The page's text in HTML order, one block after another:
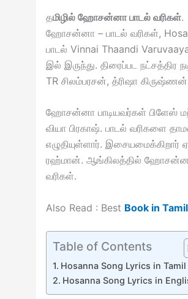
தமிழில் ஹோசன்னா பாடல் வரிகள்.
ஹோசன்னா – பாடல் வரிகள்,
பாடல் Vinnai Thaandi
இல் இருந்து. திரைப்பட நட்சத்திர
TR சிலம்பரசன், த்ரிஷா
ஹோசன்னா பாடியவர்கள் பிளேஸ்
வியா பிரகாஷ். பாடல் வரிகளை
எழுதியுள்ளார். இசையமைக்கிறார்
ரஹ்மான். ஆங்கிலத்தில்
வரிகள்.
Also Read : Best Book in Tamil
Table of Contents
Hosanna Song Lyrics in Tamil
Hosanna Song Lyrics in